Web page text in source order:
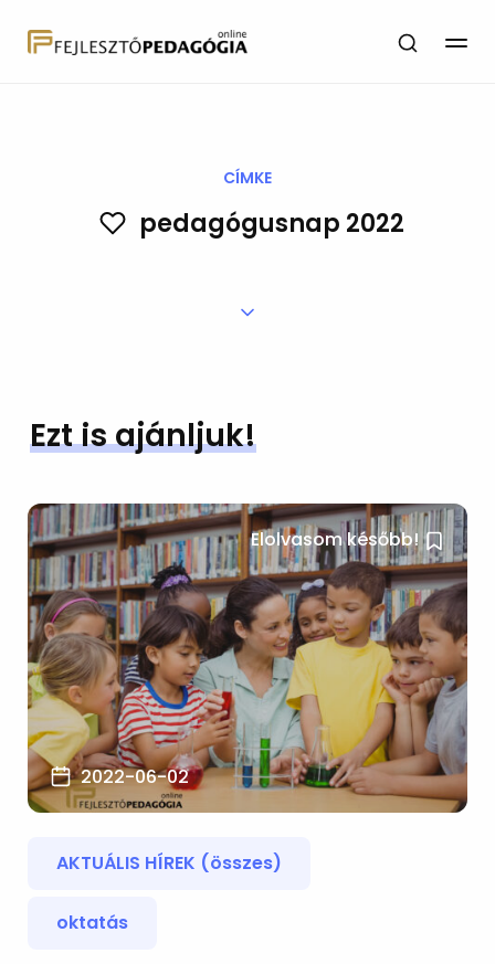
CÍMKE
pedagógusnap 2022
Ezt is ajánljuk!
Elolvasom később!
2022-06-02
AKTUÁLIS HÍREK (összes)
oktatás